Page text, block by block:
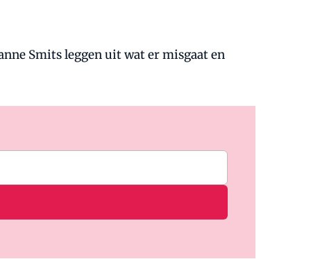
Smits leggen uit wat er misgaat en